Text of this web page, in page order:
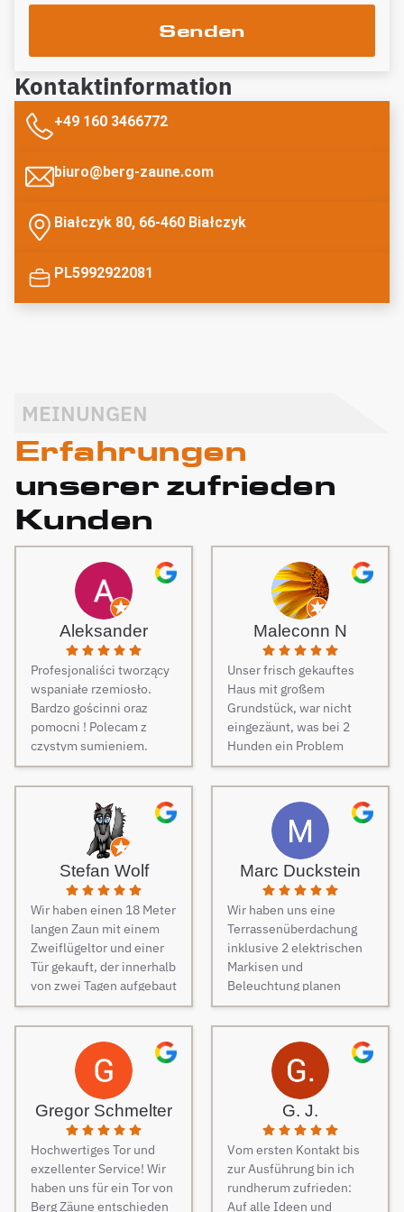
Senden
Kontaktinformation
+49 160 3466772
biuro@berg-zaune.com
Białczyk 80, 66-460 Białczyk
PL5992922081
Erfahrungen
unserer zufrieden
Kunden
MEINUNGEN
Aleksander
Profesjonaliści tworzący
wspaniałe rzemiosło.
Bardzo gościnni oraz
pomocni ! Polecam z
czystym sumieniem.
Maleconn N
Unser frisch gekauftes
Haus mit großem
Grundstück, war nicht
eingezäunt, was bei 2
Hunden ein Problem
darstellt. Daher musste
dringend und schnell ein
Zaun her. Auf Empfehlung
von Freunden haben wir
unseren Zaun bei Berg
Zäune beauftragt und es
keine Sekunde bereut.
Dieser Tipp war wirklich
Gold wert! Von Angebot
bis zur Fertigstellung des
Zauns, verlief alles
absolut reibungslos. Alle
Fragen wurden im
Vorfeld schnell
beantwortet, auf
Sonderwünsche wurde
eingegangen und
Verständigungsprobleme
gab es auch keine, ganz
zu schweigen davon,
dass der Preis auch
unschlagbar war. Die 2
Männer, die vor Ort waren
und den Zaun aufgestellt
Stefan Wolf
Wir haben einen 18 Meter
langen Zaun mit einem
Zweiflügeltor und einer
Tür gekauft, der innerhalb
von zwei Tagen aufgebaut
wurde. Am dritten Tag
kamen die Elektriker, um
die Steuerung und
Elektrik des Tores
fachmännisch
anzuschließen.
Besonders
hervorzuheben ist die
Unterstützung während
des Auswahlprozesses.
Unsere
Marc Duckstein
Wir haben uns eine
Terrassenüberdachung
inklusive 2 elektrischen
Markisen und
Beleuchtung planen
lassen. Es war vom
ersten Kontakt bis zur
finalen Ausführung des
Projektes eine
reibungslose
Kommunikation. Sehr
freundlich und man ist
auch auf jeden Wunsch
eingegangen. Bei der
Montage der
Überdachung waren 4
Gregor Schmelter
Hochwertiges Tor und
exzellenter Service! Wir
haben uns für ein Tor von
Berg Zäune entschieden
G. J.
Vom ersten Kontakt bis
zur Ausführung bin ich
rundherum zufrieden:
Auf alle Ideen und